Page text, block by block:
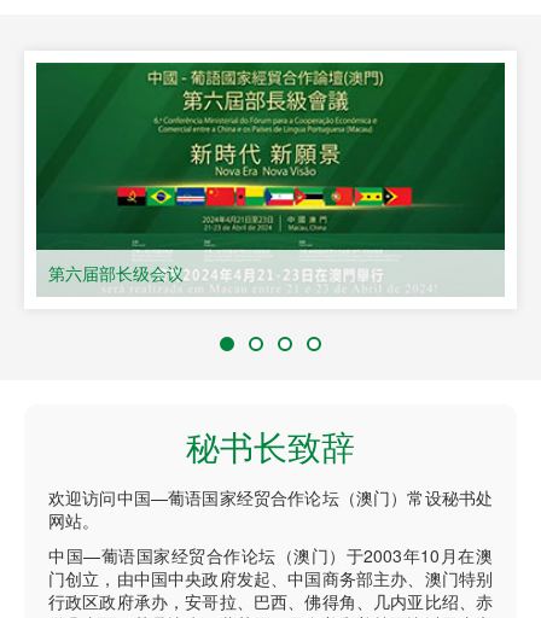
第六届部长级会议
秘书长致辞
欢迎访问中国—葡语国家经贸合作论坛（澳门）常设秘书处
网站。
中国—葡语国家经贸合作论坛（澳门）于2003年10月在澳
门创立，由中国中央政府发起、中国商务部主办、澳门特别
行政区政府承办，安哥拉、巴西、佛得角、几内亚比绍、赤